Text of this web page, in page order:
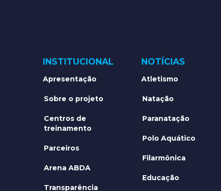
INSTITUCIONAL
Apresentação
Sobre o projeto
Centros de
treinamento
Parceiros
Arena ABDA
Transparência
NOTÍCIAS
Atletismo
Natação
Paranatação
Polo Aquático
Filarmônica
Educação